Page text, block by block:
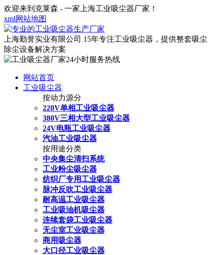
欢迎来到克莱森 - 一家上海工业吸尘器厂家！
xml网站地图
上海勤誉实业有限公司 15年专注工业吸尘器，提供整套吸尘
除尘设备解决方案
网站首页
工业吸尘器
按动力源分
220V单相工业吸尘器
380V三相大型工业吸尘器
24V电瓶工业吸尘器
汽油工业吸尘器
按用途分类
中央集尘清扫系统
工业粉尘吸尘器
纺织厂专用工业吸尘器
脉冲反吹工业吸尘器
耐高温工业吸尘器
工业吸油机吸尘器
连续套袋工业吸尘器
无尘室工业吸尘器
商用吸尘器
大口径工业吸尘器